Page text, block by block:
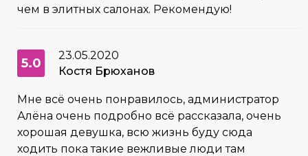
чем в элитных салонах. Рекомендую!
5.0
23.05.2020
Костя Брюханов
Мне всё очень понравилось, администратор
Алёна очень подробно всё рассказала, очень
хорошая девушка, всю жизнь буду сюда
ходить пока такие вежливые люди там